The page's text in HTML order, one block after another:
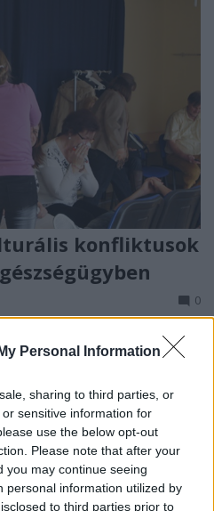
Personal Information
sharing to third parties, or
sensitive information for
use the below opt-out
Please note that after your
you may continue seeing
personal information utilized by
to third parties prior to
konfliktusok
0
Interkulturális
szervez az
szakemberek